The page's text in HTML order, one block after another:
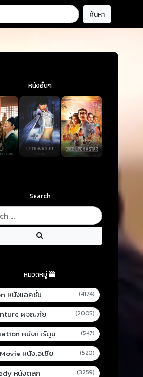
ค้นหา
หนังอื่นๆ
Search
หมวดหมู่
หนังแอคชั่น (4174)
ผจญภัย (2005)
หนังการ์ตูน (547)
หนังเอเชีย (520)
หนังตลก (3259)